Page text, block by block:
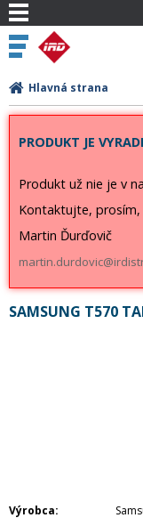
Hlavná strana
PRODUKT JE
Produkt už nie je v
Kontaktujte,
Martin Ďurďovič
SAMSUNG T570
Výrobca